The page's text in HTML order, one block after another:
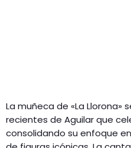
La muñeca de «La
recientes de Aguilar que
consolidando su enfoque